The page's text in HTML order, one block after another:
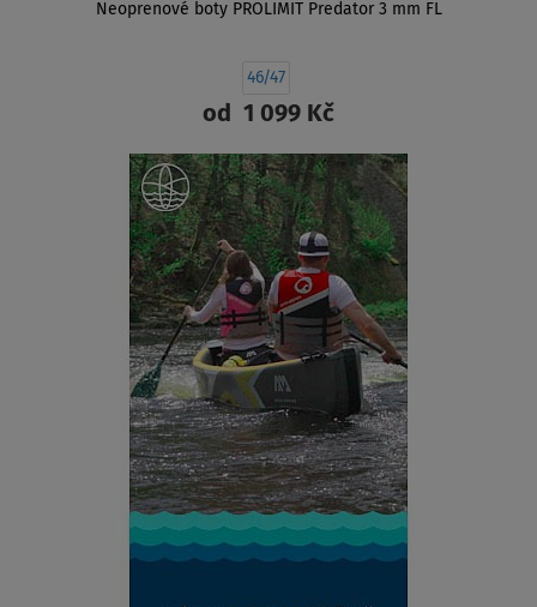
Neoprenové boty PROLIMIT Predator 3 mm FL
46/47
od 1 099 Kč
ZOBRAZIT